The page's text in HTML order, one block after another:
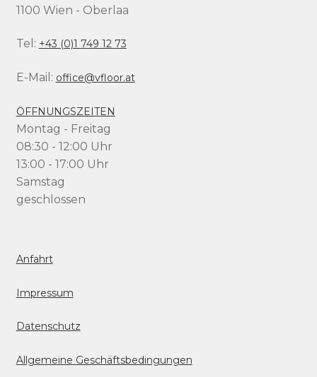
1100 Wien - Oberlaa
Tel: +43 (0)1 749 12 73
E-Mail: office@vfloor.at
ÖFFNUNGSZEITEN
Montag - Freitag
08:30 - 12:00 Uhr
13:00 - 17:00 Uhr
Samstag
geschlossen
Anfahrt
Impressum
Datenschutz
Allgemeine Geschäftsbedingungen